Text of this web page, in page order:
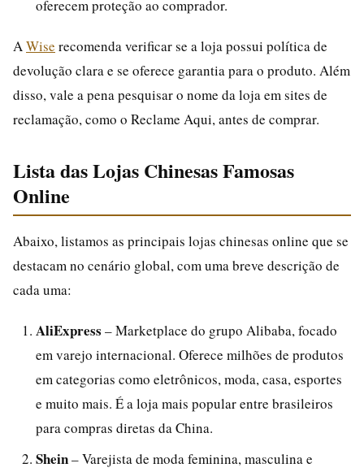
oferecem proteção ao comprador.
A Wise recomenda verificar se a loja possui política de
devolução clara e se oferece garantia para o produto. Além
disso, vale a pena pesquisar o nome da loja em sites de
reclamação, como o Reclame Aqui, antes de comprar.
Lista das Lojas Chinesas Famosas
Online
Abaixo, listamos as principais lojas chinesas online que se
destacam no cenário global, com uma breve descrição de
cada uma:
AliExpress – Marketplace do grupo Alibaba, focado
em varejo internacional. Oferece milhões de produtos
em categorias como eletrônicos, moda, casa, esportes
e muito mais. É a loja mais popular entre brasileiros
para compras diretas da China.
Shein– Varejista de moda feminina, masculina e